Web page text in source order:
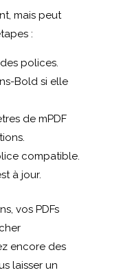
mais peut
:
polices.
Bold si elle
de mPDF
compatible.
à jour.
vos PDFs
encore des
laisser un